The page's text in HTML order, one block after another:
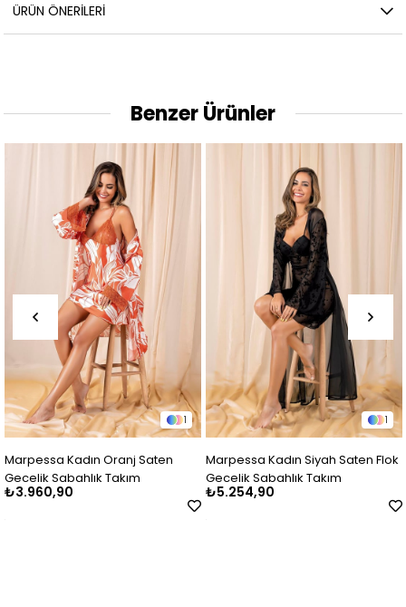
ÜRÜN ÖNERILERI
Benzer Ürünler
Kadın Oranj Saten
Sabahlık Takım
Marpessa Kadın Siyah Saten Flok
Gecelik Sabahlık Takım
₺5.254,90